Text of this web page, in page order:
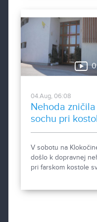
vyvolalo otázniky,
možné za krátke
zapísať taký počet
obyvateľov. Tieto
nezrovnalosti sme sa
rozhodli objasniť.
04.Aug, 06:08
Nehoda zničila
sochu pri
V sobotu na
došlo k dopravnej
pri farskom kostole